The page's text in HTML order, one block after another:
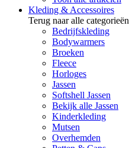
Kleding & Accessoires
Terug naar alle categorieën
Bedrijfskleding
Bodywarmers
Broeken
Fleece
Horloges
Jassen
Softshell Jassen
Bekijk alle Jassen
Kinderkleding
Mutsen
Overhemden